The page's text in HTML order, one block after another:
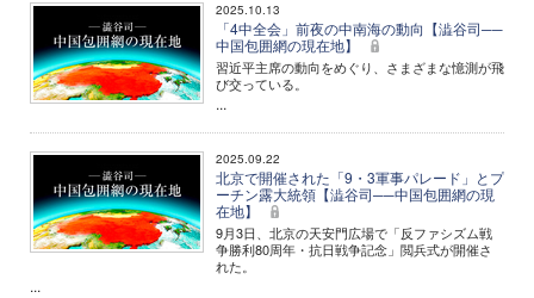
2025.10.13
「4中全会」前夜の中南海の動向【澁谷司──
中国包囲網の現在地】
習近平主席の動向をめぐり、さまざまな憶測が飛
び交っている。
...
2025.09.22
北京で開催された「9・3軍事パレード」とプ
ーチン露大統領【澁谷司──中国包囲網の現
在地】
9月3日、北京の天安門広場で「反ファシズム戦
争勝利80周年・抗日戦争記念」閲兵式が開催さ
れた。
...